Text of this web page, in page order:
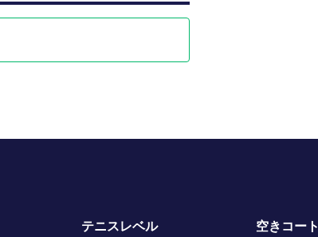
テニスレベル 空きコート